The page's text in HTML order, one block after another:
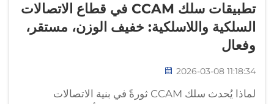
تطبيقات سلك CCAM في قطاع الاتصالات
السلكية واللاسلكية: خفيف الوزن، مستقر،
وفعال
2026-03-08 11:18:34
لماذا يُحدث سلك CCAM ثورةً في بنية الاتصالات